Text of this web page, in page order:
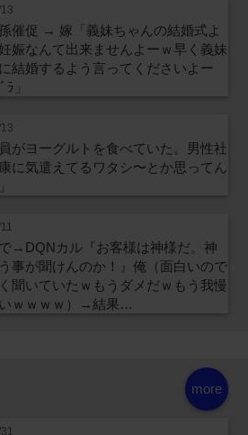
催促 → 嫁「義妹ちゃんの結婚式よ
娠なんて出来ませんよーｗ早く義妹
結婚するよう言ってくださいよー
ﾗ」
がヨーグルトを食べていた。男性社
に気遣えてるワタシ〜とか思ってん
→DQNカル『お客様は神様だ。神
事が聞けんのか！』俺（面白いので
聞いていたｗもうダメだｗもう我慢
ｗｗｗｗ）→結果…
more